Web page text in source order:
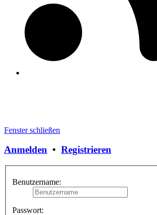
Fenster schließen
Anmelden • Registrieren
Benutzername:
Passwort: